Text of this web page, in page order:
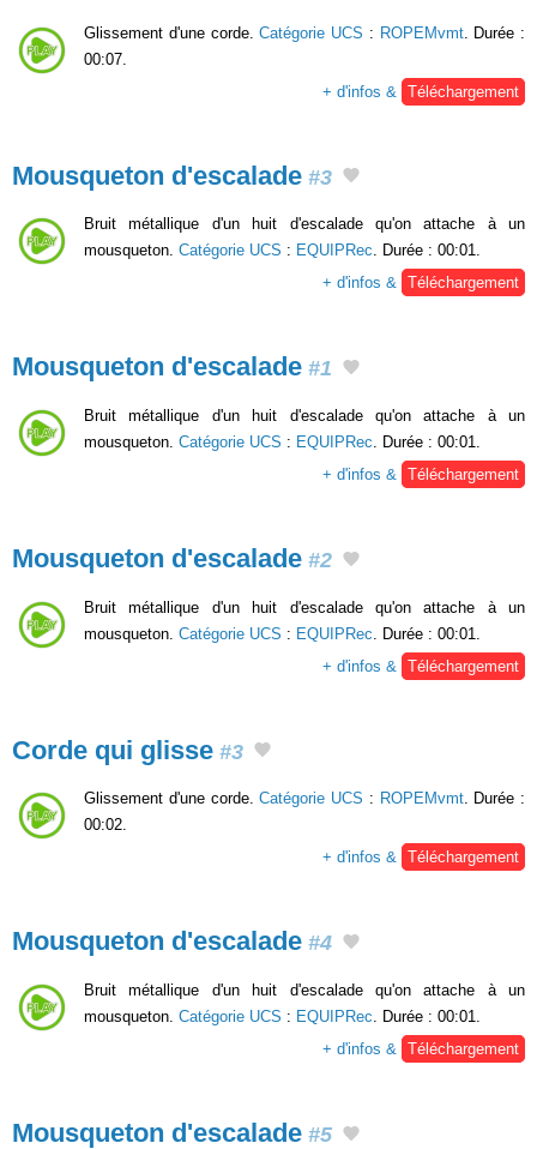
Glissement d'une corde.Catégorie UCS : ROPEMvmt. Durée :
00:07.
+ d'infos &
Téléchargement
Mousqueton d'escalade #3
Bruit métallique d'un huit d'escalade qu'on attache à un
mousqueton. Catégorie UCS : EQUIPRec. Durée : 00:01.
+ d'infos & Téléchargement
Mousqueton d'escalade #1
Bruit métallique d'un huit d'escalade qu'on attache à un
mousqueton. Catégorie UCS : EQUIPRec . Durée : 00:01.
+ d'infos &
Téléchargement
Mousqueton d'escalade #2
Bruit métallique d'un huit d'escalade qu'on attache à un
mousqueton. Catégorie UCS : EQUIPRec . Durée : 00:01.
+ d'infos &
Téléchargement
Corde qui glisse #3
Glissement d'une corde.Catégorie UCS : ROPEMvmt. Durée :
00:02.
+ d'infos & Téléchargement
Mousqueton d'escalade #4
Bruit métallique d'un huit d'escalade qu'on attache à un
mousqueton. Catégorie UCS : EQUIPRec . Durée : 00:01.
+ d'infos &
Téléchargement
Mousqueton d'escalade #5